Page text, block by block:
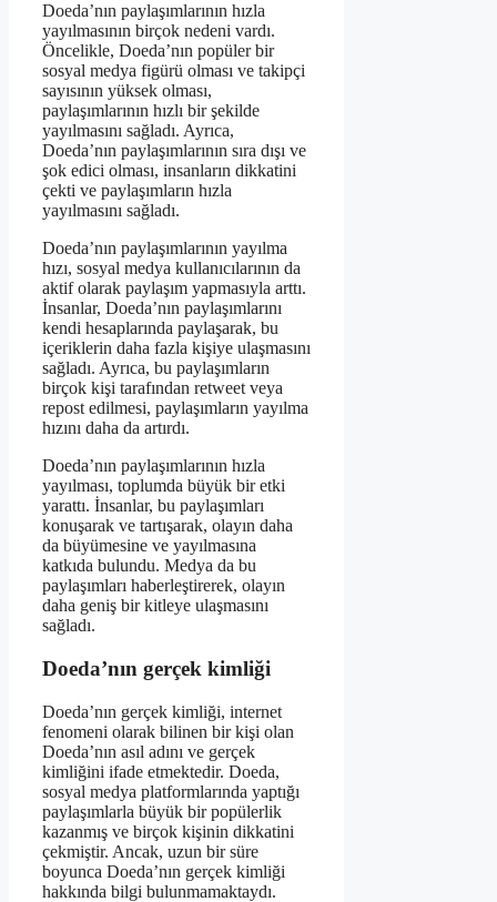
Doeda’nın paylaşımlarının hızla
yayılmasının birçok nedeni vardı.
Öncelikle, Doeda’nın popüler bir
sosyal medya figürü olması ve takipçi
sayısının yüksek olması,
paylaşımlarının hızlı bir şekilde
yayılmasını sağladı. Ayrıca,
Doeda’nın paylaşımlarının sıra dışı ve
şok edici olması, insanların dikkatini
çekti ve paylaşımların hızla
yayılmasını sağladı.
Doeda’nın paylaşımlarının yayılma
hızı, sosyal medya kullanıcılarının da
aktif olarak paylaşım yapmasıyla arttı.
İnsanlar, Doeda’nın paylaşımlarını
kendi hesaplarında paylaşarak, bu
içeriklerin daha fazla kişiye ulaşmasını
sağladı. Ayrıca, bu paylaşımların
birçok kişi tarafından retweet veya
repost edilmesi, paylaşımların yayılma
hızını daha da artırdı.
Doeda’nın paylaşımlarının hızla
yayılması, toplumda büyük bir etki
yarattı. İnsanlar, bu paylaşımları
konuşarak ve tartışarak, olayın daha
da büyümesine ve yayılmasına
katkıda bulundu. Medya da bu
paylaşımları haberleştirerek, olayın
daha geniş bir kitleye ulaşmasını
sağladı.
Doeda’nın gerçek kimliği
Doeda’nın gerçek kimliği, internet
fenomeni olarak bilinen bir kişi olan
Doeda’nın asıl adını ve gerçek
kimliğini ifade etmektedir. Doeda,
sosyal medya platformlarında yaptığı
paylaşımlarla büyük bir popülerlik
kazanmış ve birçok kişinin dikkatini
çekmiştir. Ancak, uzun bir süre
boyunca Doeda’nın gerçek kimliği
hakkında bilgi bulunmamaktaydı.